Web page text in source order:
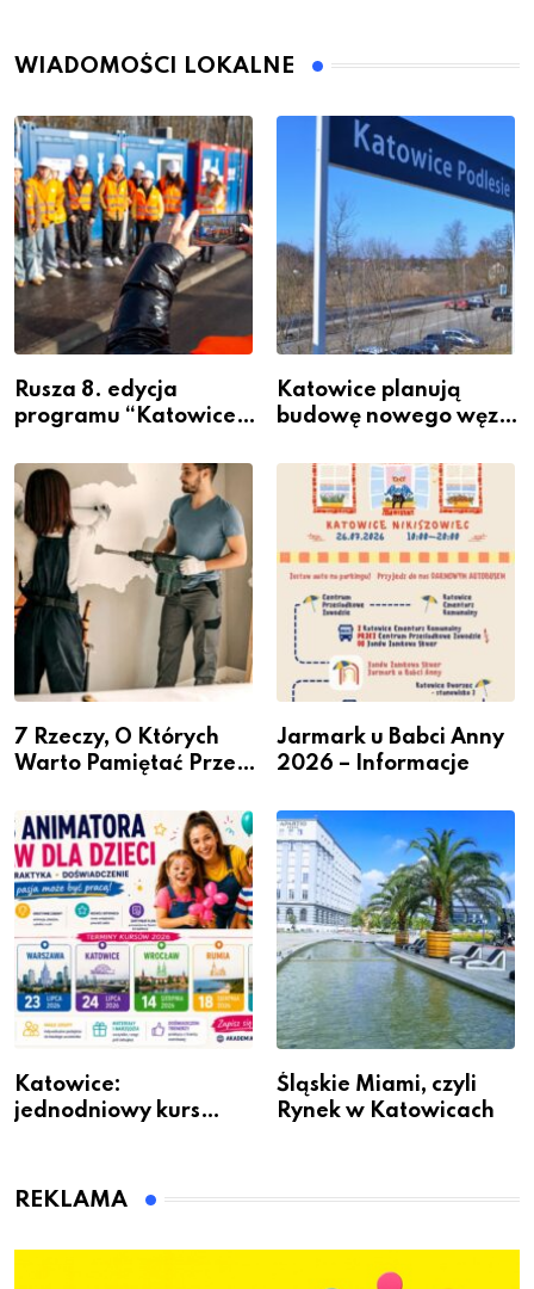
WIADOMOŚCI LOKALNE
Rusza 8. edycja
programu “Katowice
– nabór dla
przedsiębiorców
Katowice planują
budowę nowego węzła
Podlesiu
7 Rzeczy, O Których
Warto Pamiętać Przed
Jarmark u Babci Anny
2026 – Informacje
Katowice:
jednodniowy kurs
dzieci
Śląskie Miami, czyli
Rynek w Katowicach
REKLAMA